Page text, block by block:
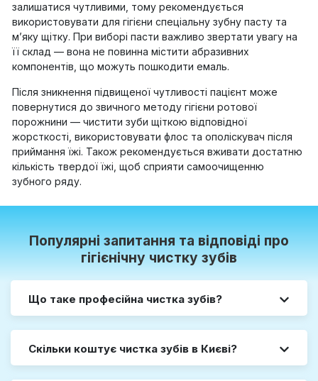
залишатися чутливими, тому рекомендується
використовувати для гігієни спеціальну зубну пасту та
м’яку щітку. При виборі пасти важливо звертати увагу на
її склад — вона не повинна містити абразивних
компонентів, що можуть пошкодити емаль.
Після зникнення підвищеної чутливості пацієнт може
повернутися до звичного методу гігієни ротової
порожнини — чистити зуби щіткою відповідної
жорсткості, використовувати флос та ополіскувач після
приймання їжі. Також рекомендується вживати достатню
кількість твердої їжі, щоб сприяти самоочищенню
зубного ряду.
Популярні запитання та відповіді про
гігієнічну чистку зубів
Що таке професійна чистка зубів?
Скільки коштує чистка зубів в Києві?